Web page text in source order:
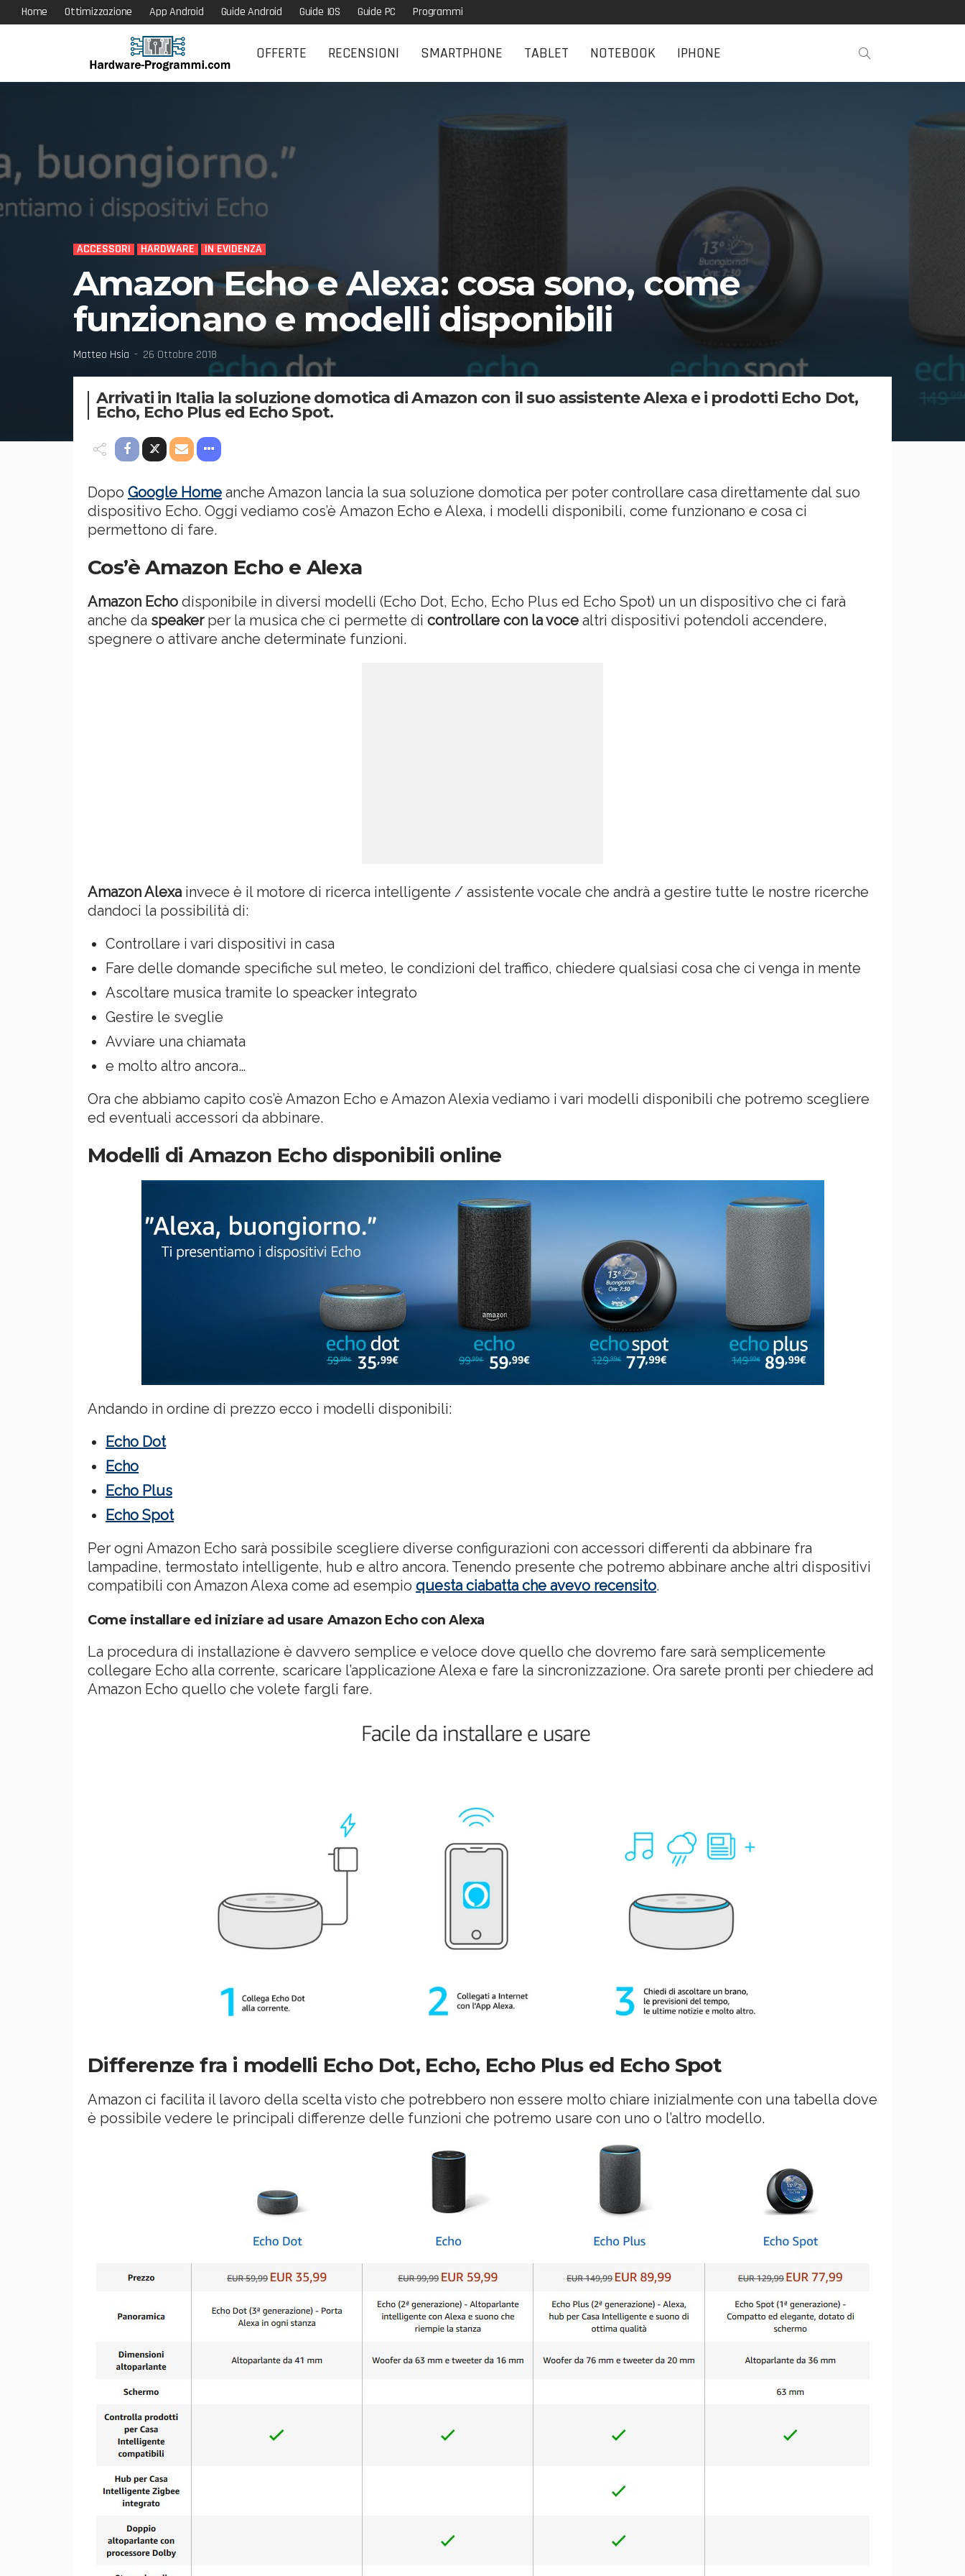
Home Ottimizzazione App Android Guide Android Guide IOS Guide PC Programmi
OFFERTE RECENSIONI SMARTPHONE TABLET NOTEBOOK IPHONE
ACCESSORI HARDWARE IN EVIDENZA
Amazon Echo e Alexa: cosa sono, come
funzionano e modelli disponibili
Matteo Hsia 26 Ottobre 2018
Arrivati in Italia la soluzione domotica di Amazon con il suo assistente Alexa e i prodotti Echo Dot,
Echo, Echo Plus ed Echo Spot.
Dopo Google Home anche Amazon lancia la sua soluzione domotica per poter controllare casa direttamente dal suo
dispositivo Echo. Oggi vediamo cos’è Amazon Echo e Alexa, i modelli disponibili, come funzionano e cosa ci
permettono di fare.
Cos’è Amazon Echo e Alexa
Amazon Echo disponibile in diversi modelli (Echo Dot, Echo, Echo Plus ed Echo Spot) un un dispositivo che ci farà
anche da speakerper la musica che ci permette di controllare con la voce altri dispositivi potendoli accendere,
spegnere o attivare anche determinate funzioni.
Amazon Alexa invece è il motore di ricerca intelligente / assistente vocale che andrà a gestire tutte le nostre ricerche
dandoci la possibilità di:
Controllare i vari dispositivi in casa
Fare delle domande specifiche sul meteo, le condizioni del traffico, chiedere qualsiasi cosa che ci venga in mente
Ascoltare musica tramite lo speacker integrato
Gestire le sveglie
Avviare una chiamata
e molto altro ancora…
Ora che abbiamo capito cos’è Amazon Echo e Amazon Alexia vediamo i vari modelli disponibili che potremo scegliere
ed eventuali accessori da abbinare.
Modelli di Amazon Echo disponibili online
Andando in ordine di prezzo ecco i modelli disponibili:
Echo Dot
Echo
Echo Plus
Echo Spot
Per ogni Amazon Echo sarà possibile scegliere diverse configurazioni con accessori differenti da abbinare fra
lampadine, termostato intelligente, hub e altro ancora. Tenendo presente che potremo abbinare anche altri dispositivi
compatibili con Amazon Alexa come ad esempio questa ciabatta che avevo recensito.
Come installare ed iniziare ad usare Amazon Echo con Alexa
La procedura di installazione è davvero semplice e veloce dove quello che dovremo fare sarà semplicemente
collegare Echo alla corrente, scaricare l’applicazione Alexa e fare la sincronizzazione. Ora sarete pronti per chiedere ad
Amazon Echo quello che volete fargli fare.
Differenze fra i modelli Echo Dot, Echo, Echo Plus ed Echo Spot
Amazon ci facilita il lavoro della scelta visto che potrebbero non essere molto chiare inizialmente con una tabella dove
è possibile vedere le principali differenze delle funzioni che potremo usare con uno o l’altro modello.